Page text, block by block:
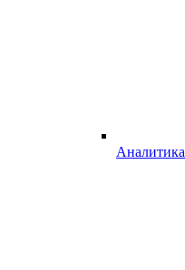
Аналитика